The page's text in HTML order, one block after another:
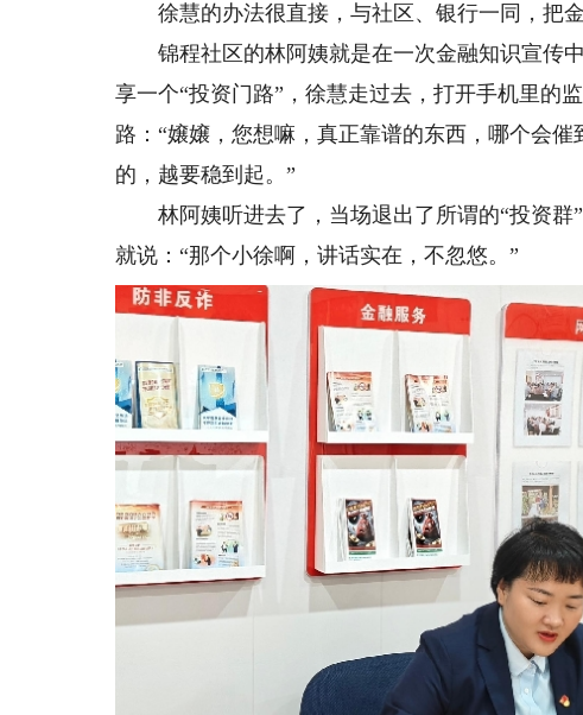
徐慧的办法很直接，与社区、银行一同，把金
锦程社区的林阿姨就是在一次金融知识宣传
享一个“投资门路”，徐慧走过去，打开手机里的
路：“嬢嬢，您想嘛，真正靠谱的东西，哪个会
的，越要稳到起。”
林阿姨听进去了，当场退出了所谓的“投资群”
就说：“那个小徐啊，讲话实在，不忽悠。”